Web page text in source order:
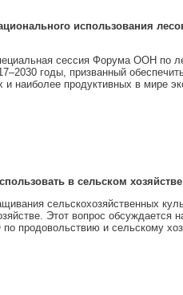
использования
сессия Форума ООН по
годы, призванный
наиболее продуктивных в мире
в сельском хозяйстве
сельскохозяйственных
Этот вопрос обсуждается
продовольствию и сельскому